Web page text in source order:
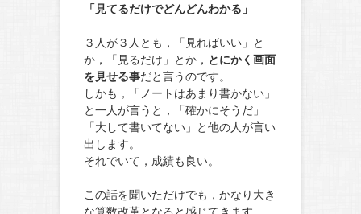
「見てるだけでどんどんわかる」
３人が３人とも，「見ればいい」と
か，「見るだけ」とか， とにかく画面
を見せる事だと言うのです。
しかも，「ノートはあまり書かない」
と一人が言うと，「確かにそうだ」
「大して書いてない」と他の人が言い
出します。
それでいて，成績も良い。
この話を聞いただけでも，かなり大き